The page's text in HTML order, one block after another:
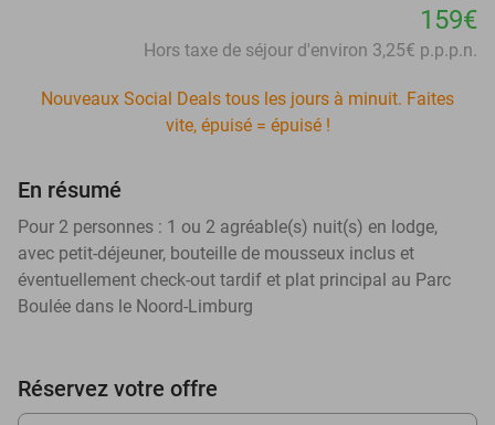
159€
Hors taxe de séjour d'environ 3,25€ p.p.p.n.
Nouveaux Social Deals tous les jours à minuit. Faites
vite, épuisé = épuisé !
En résumé
Pour 2 personnes : 1 ou 2 agréable(s) nuit(s) en lodge,
avec petit-déjeuner, bouteille de mousseux inclus et
éventuellement check-out tardif et plat principal au Parc
Boulée dans le Noord-Limburg
Réservez votre offre